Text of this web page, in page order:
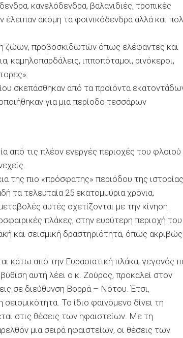
κανελόδενδρα, βαλανιδιές, τροπικές
έλειπαν ακόµη τα φοινικόδενδρα αλλά και
ζώων, προβοσκιδωτών όπως ελέφαντες και
καµηλοπαρδάλεις, ιπποπόταµοι, ρινόκεροι,
σκεπάσθηκαν από τα προϊόντα
για µια περίοδο τεσσάρων
από τις πλέον ενεργές περιοχές του φλοιού
της πιο «πρόσφατης» περιόδου της ιστορίας
τα τελευταία 25 εκατοµµύρια χρόνια,
αυτές σχετίζονται µε την κίνηση
πλάκες, στην ευρύτερη περιοχή του
και σεισµική δραστηριότητα, όπως ακριβώς
κάτω από την Ευρασιατική πλάκα, γεγονός
αυτή λέει ο κ. Ζούρος, προκαλεί στον
σε διεύθυνση Βορρά – Νότου. Έτσι,
Το ίδιο φαινόµενο δίνει τη
στις θέσεις των ηφαιστείων. Με τη
µια σειρά ηφαιστείων, οι θέσεις των